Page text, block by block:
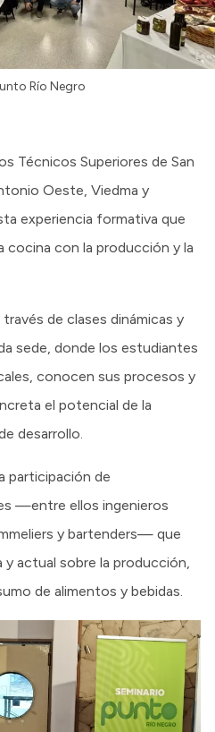
Río Negro
Técnicos Superiores de San
Oeste, Viedma y
experiencia formativa que
cocina con la producción y la
través de clases dinámicas y
sede, donde los estudiantes
conocen sus procesos y
el potencial de la
desarrollo.
participación de
—entre ellos ingenieros
y bartenders— que
actual sobre la producción,
de alimentos y bebidas.